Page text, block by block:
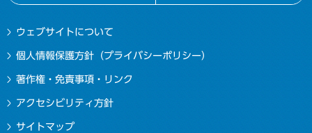
ウェブサイトについて
個人情報保護方針（プライバシーポリシー）
著作権・免責事項・リンク
アクセシビリティ方針
サイトマップ